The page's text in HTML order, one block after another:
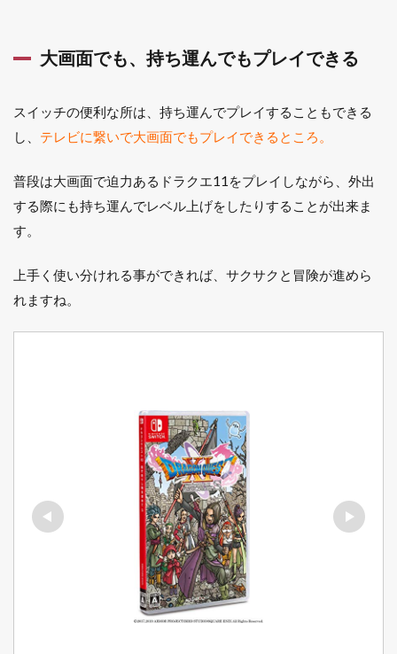
大画面でも、持ち運んでもプレイできる
スイッチの便利な所は、持ち運んでプレイすることもできる
し、 テレビに繋いで大画面でもプレイできるところ。
普段は大画面で迫力あるドラクエ11をプレイしながら、外出
する際にも持ち運んでレベル上げをしたりすることが出来ま
す。
上手く使い分けれる事ができれば、サクサクと冒険が進めら
れますね。